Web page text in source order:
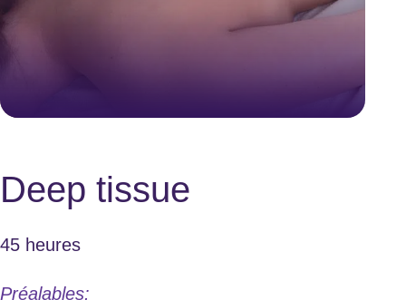
Deep tissue
45 heures
Préalables: